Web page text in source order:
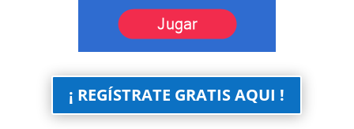
¡ REGÍSTRATE GRATIS AQUI !